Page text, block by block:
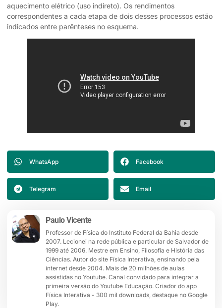
aquecimento elétrico (uso indireto). Os rendimentos
correspondentes a cada etapa de dois desses processos estão
indicados entre parênteses no esquema.
WhatsApp Facebook
Telegram Email
Paulo Vicente
Professor de Física do Instituto Federal da Bahia desde
2007. Lecionei na rede pública e particular de Salvador de
1999 até 2006. Mestre em Ensino, Filosofia e História das
Ciências. Autor do site Física Interativa, ensinando pela
internet desde 2004. Mais de 20 milhões de aulas
assistidas no Youtube. Canal convidado para integrar a
primeira versão do Youtube Educação. Criador do app
Física Interativa - 300 mil downloads, destaque no Google
Play.